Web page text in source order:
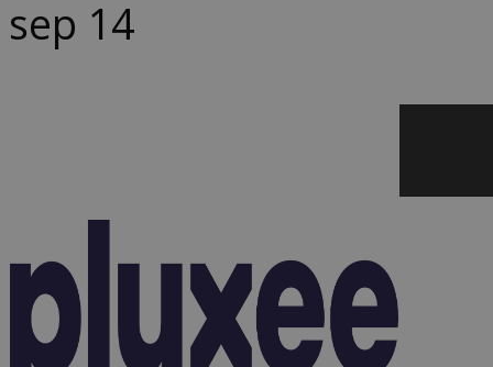
Advocacy & Legal
sep 14